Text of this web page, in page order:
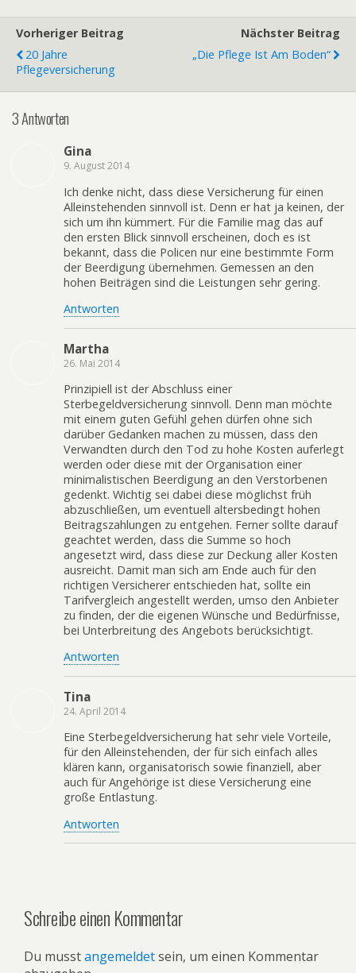
Vorheriger Beitrag
20 Jahre
Pflegeversicherung
Nächster Beitrag
„Die Pflege Ist Am Boden“
3 Antworten
Gina
9. August 2014
Ich denke nicht, dass diese Versicherung für einen
Alleinstehenden sinnvoll ist. Denn er hat ja keinen, der
sich um ihn kümmert. Für die Familie mag das auf
den ersten Blick sinnvoll erscheinen, doch es ist
bekannt, dass die Policen nur eine bestimmte Form
der Beerdigung übernehmen. Gemessen an den
hohen Beiträgen sind die Leistungen sehr gering.
Antworten
Martha
26. Mai 2014
Prinzipiell ist der Abschluss einer
Sterbegeldversicherung sinnvoll. Denn man möchte
mit einem guten Gefühl gehen dürfen ohne sich
darüber Gedanken machen zu müssen, dass den
Verwandten durch den Tod zu hohe Kosten auferlegt
werden oder diese mit der Organisation einer
minimalistischen Beerdigung an den Verstorbenen
gedenkt. Wichtig sei dabei diese möglichst früh
abzuschließen, um eventuell altersbedingt hohen
Beitragszahlungen zu entgehen. Ferner sollte darauf
geachtet werden, dass die Summe so hoch
angesetzt wird, dass diese zur Deckung aller Kosten
ausreicht. Damit man sich am Ende auch für den
richtigen Versicherer entschieden hat, sollte ein
Tarifvergleich angestellt werden, umso den Anbieter
zu finden, der die eigenen Wünsche und Bedürfnisse,
bei Unterbreitung des Angebots berücksichtigt.
Antworten
Tina
24. April 2014
Eine Sterbegeldversicherung hat sehr viele Vorteile,
für den Alleinstehenden, der für sich einfach alles
klären kann, organisatorisch sowie finanziell, aber
auch für Angehörige ist diese Versicherung eine
große Entlastung.
Antworten
Schreibe einen Kommentar
Du musstangemeldetsein, um einen Kommentar